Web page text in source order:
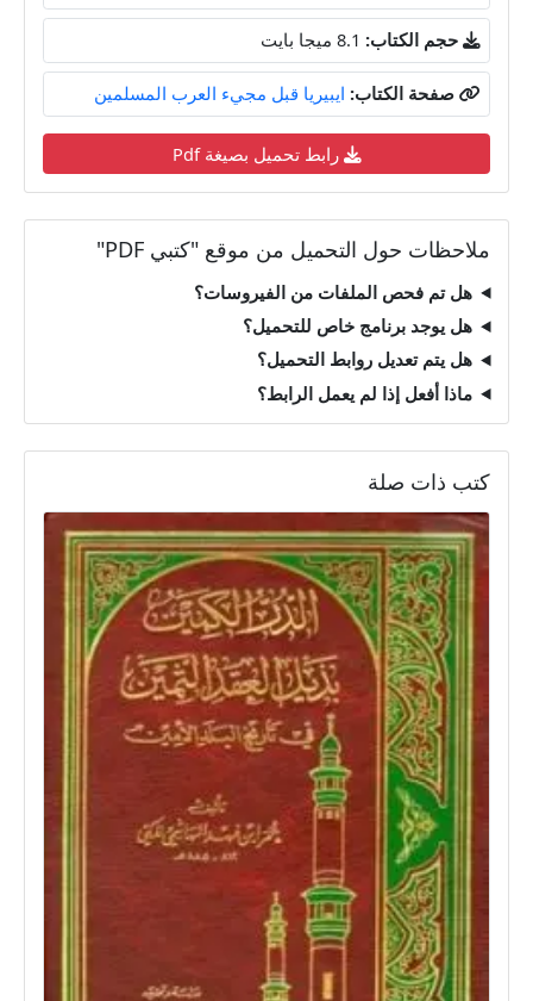
حجم الكتاب: 8.1 ميجا بايت
صفحة الكتاب: ايبيريا قبل مجيء العرب المسلمين
رابط تحميل بصيغة Pdf
ملاحظات حول التحميل من موقع "كتبي PDF"
هل تم فحص الملفات من الفيروسات؟
هل يوجد برنامج خاص للتحميل؟
هل يتم تعديل روابط التحميل؟
ماذا أفعل إذا لم يعمل الرابط؟
كتب ذات صلة